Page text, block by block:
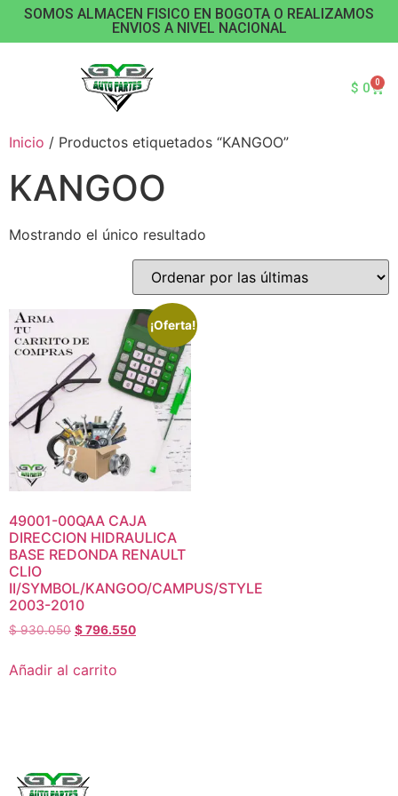
SOMOS ALMACEN FISICO EN BOGOTA O REALIZAMOS
ENVIOS A NIVEL NACIONAL
$ 0 0
Inicio / Productos etiquetados “KANGOO”
KANGOO
Mostrando el único resultado
¡Oferta!
49001-00QAA CAJA
DIRECCION HIDRAULICA
BASE REDONDA RENAULT
CLIO
II/SYMBOL/KANGOO/CAMPUS/STYLE
2003-2010
$930.050 $796.550
Añadir al carrito